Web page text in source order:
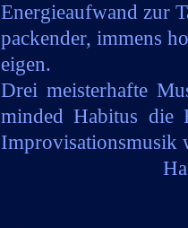
Energieaufwand zur
packender, immens
eigen.
Drei meisterhafte
minded Habitus die
Improvisationsmusik